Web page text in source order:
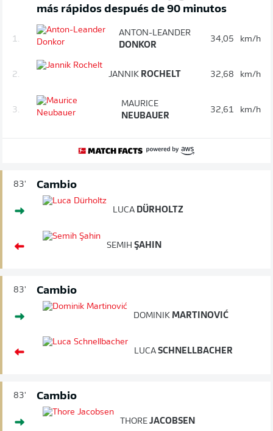
más rápidos después de 90 minutos
1.
ANTON-LEANDER
DONKOR
34,05 km/h
2. JANNIK ROCHELT 32,68 km/h
3.
MAURICE
NEUBAUER
32,61 km/h
83' Cambio
LUCA DÜRHOLTZ
SEMIH ŞAHIN
83' Cambio
DOMINIK MARTINOVIĆ
LUCA SCHNELLBACHER
83' Cambio
THORE JACOBSEN